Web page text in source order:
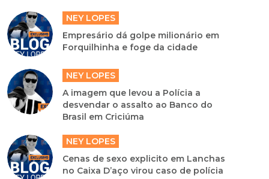
NEY LOPES
Empresário dá golpe milionário em
Forquilhinha e foge da cidade
NEY LOPES
A imagem que levou a Polícia a
desvendar o assalto ao Banco do
Brasil em Criciúma
NEY LOPES
Cenas de sexo explicito em Lanchas
no Caixa D’aço virou caso de polícia